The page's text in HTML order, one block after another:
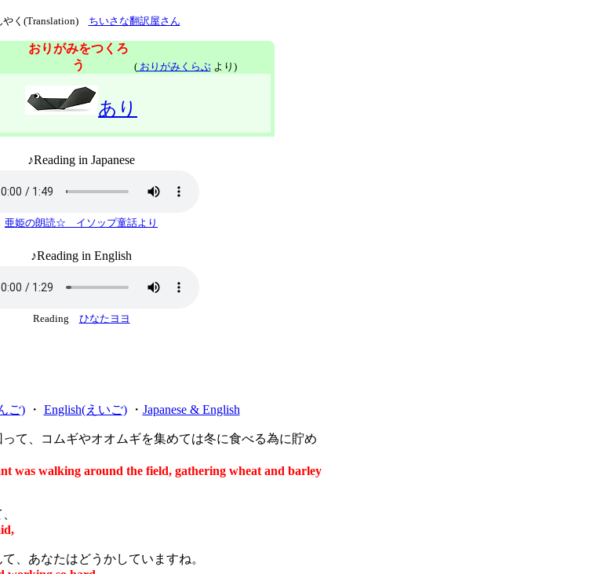
やく(Translation) ちいさな翻訳屋さん
おりがみをつくろ
う
(おりがみくらぶより)
あり
♪Reading in Japanese
亜姫の朗読☆ イソップ童話より
♪Reading in English
Reading ひなたヨヨ
ご)・ English(えいご)・ Japanese & English
て、コムギやオオムギを集めては冬に食べる為に貯め
was walking around the field, gathering wheat and barley
、あなたはどうかしていますね。